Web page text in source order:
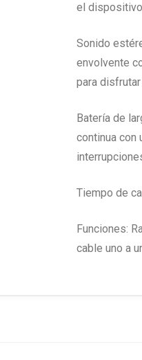
el
Sonido
envolvente
para
Batería de
continua con
Tiempo de
Funciones:
cable uno a